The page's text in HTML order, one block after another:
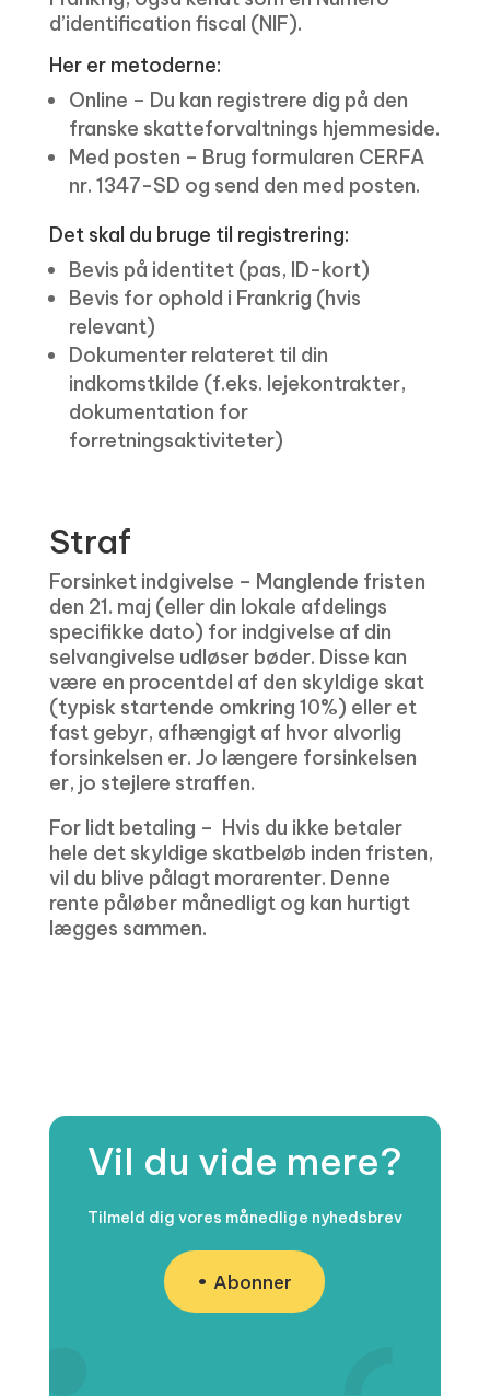
d’identification fiscal (NIF).
Her er metoderne:
Online – Du kan registrere dig på den
franske skatteforvaltnings hjemmeside.
Med posten – Brug formularen CERFA
nr. 1347-SD og send den med posten.
Det skal du bruge til registrering:
Bevis på identitet (pas, ID-kort)
Bevis for ophold i Frankrig (hvis
relevant)
Dokumenter relateret til din
indkomstkilde (f.eks. lejekontrakter,
dokumentation for
forretningsaktiviteter)
Straf
Forsinket indgivelse – Manglende fristen
den 21. maj (eller din lokale afdelings
specifikke dato) for indgivelse af din
selvangivelse udløser bøder. Disse kan
være en procentdel af den skyldige skat
(typisk startende omkring 10%) eller et
fast gebyr, afhængigt af hvor alvorlig
forsinkelsen er. Jo længere forsinkelsen
er, jo stejlere straffen.
For lidt betaling – Hvis du ikke betaler
hele det skyldige skatbeløb inden fristen,
vil du blive pålagt morarenter. Denne
rente påløber månedligt og kan hurtigt
lægges sammen.
Vil du vide mere?
Tilmeld dig vores månedlige nyhedsbrev
Abonner